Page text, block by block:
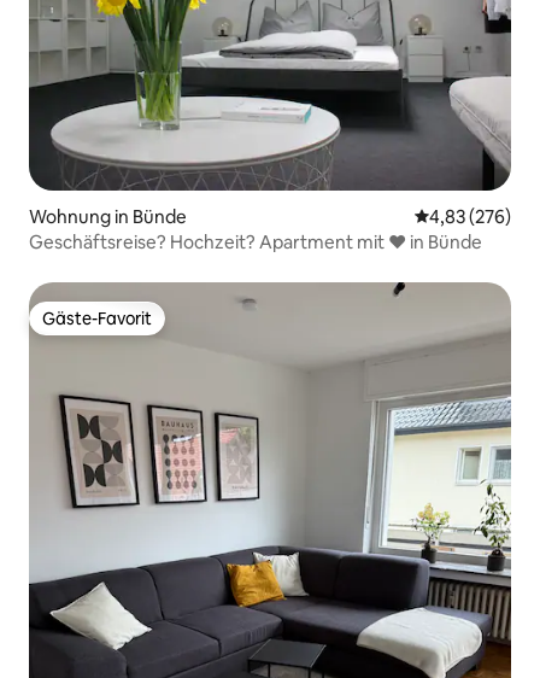
Wohnung in Bünde
4,83 (276)
Geschäftsreise? Hochzeit? Apartment mit ♥ in Bünde
Gäste-Favorit
Gäste-Favorit